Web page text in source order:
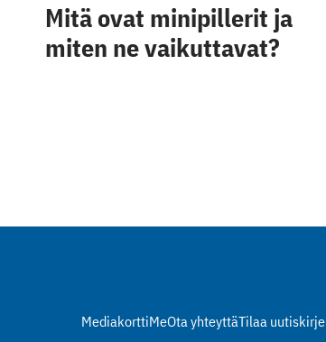
Mitä ovat minipillerit ja
miten ne vaikuttavat?
MediakorttiMeOta yhteyttäTilaa uutiskirje